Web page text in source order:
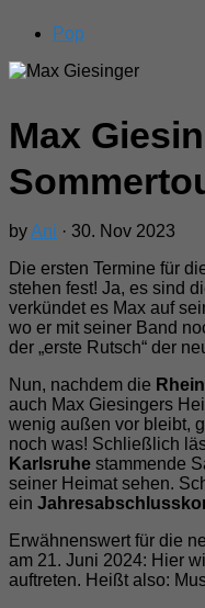
Pop
Max
byAni · 30. Nov 2023
Die ersten Termine für
stehen fest! Ja, es sind
verkündet es Max auf
wo er mit seiner Band
der „erste Rutsch“ der
Nun, nachdem die
auch Max Giesingers
wenig außen vor bleibt,
noch was! Schließlich
Karlsruhe stammende
seiner Heimat sehen.
ein
Erwähnenswert für die
am 21. Juni 2024: Hier
auftreten. Heißt also: